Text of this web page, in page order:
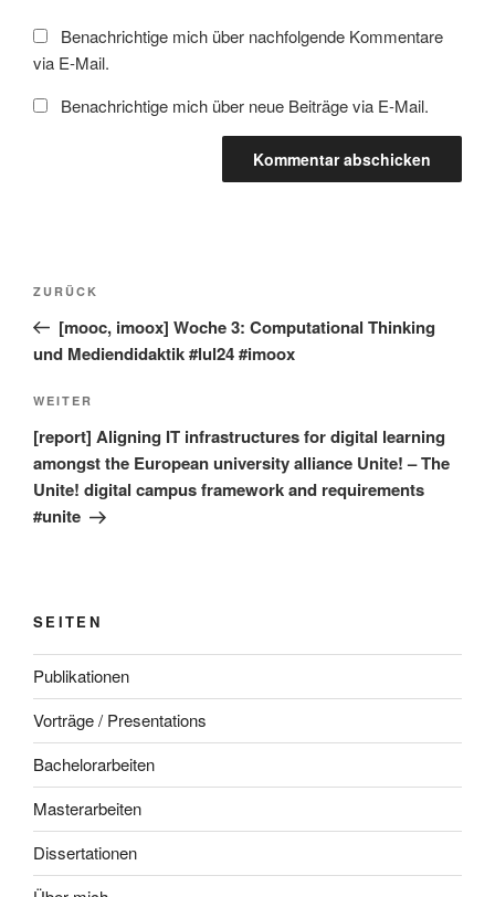
Benachrichtige mich über nachfolgende Kommentare
via E-Mail.
Benachrichtige mich über neue Beiträge via E-Mail.
Beitragsnavigation
Vorheriger
Beitrag
ZURÜCK
[mooc, imoox] Woche 3: Computational Thinking
und Mediendidaktik #lul24 #imoox
Nächster
Beitrag
WEITER
[report] Aligning IT infrastructures for digital learning
amongst the European university alliance Unite! – The
Unite! digital campus framework and requirements
#unite
SEITEN
Publikationen
Vorträge / Presentations
Bachelorarbeiten
Masterarbeiten
Dissertationen